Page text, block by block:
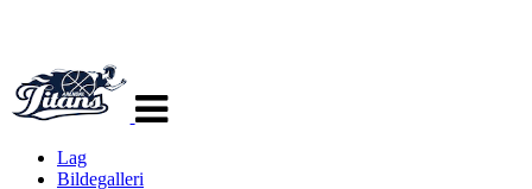
navigasjon
Lag
Bildegalleri